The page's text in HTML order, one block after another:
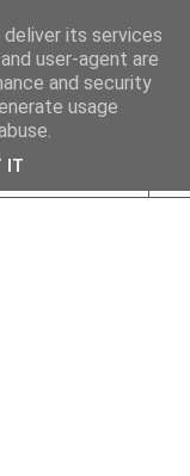
its services
user-agent are
and security
usage
IT